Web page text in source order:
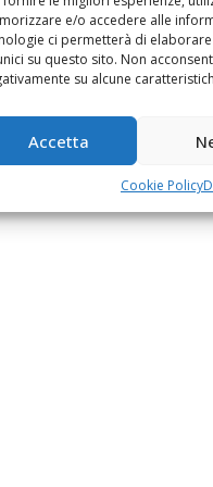
e/o accedere alle
ci permetterà di
su questo sito. Non
su alcune
Accetta
Cookie Policy